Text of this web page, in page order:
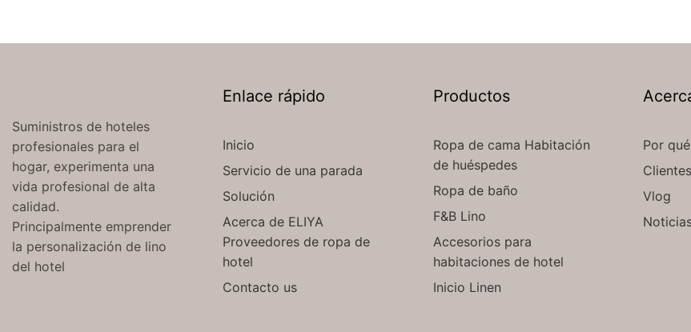
Suministros de hoteles
profesionales para el
hogar, experimenta una
vida profesional de alta
calidad.
Principalmente emprender
la personalización de lino
del hotel
Enlace rápido
Inicio
Servicio de una parada
Solución
Acerca de ELIYA
Proveedores de ropa de
hotel
Contacto us
Productos
Ropa de cama Habitación
de huéspedes
Ropa de baño
F&B Lino
Accesorios para
habitaciones de hotel
Inicio Linen
Por
Vlog